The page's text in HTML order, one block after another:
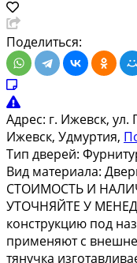
Поделиться:
Адрес: г. Ижевск,
Ижевск, Удмуртия,
Тип дверей:
Вид материала:
СТОИМОСТЬ И
УТОЧНЯЙТЕ У
конструкцию под
применяют с
тянучка